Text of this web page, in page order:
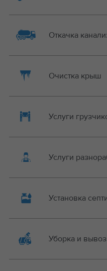
Откачка
Очистка крыш
Услуги
Услуги
Установка
Уборка и